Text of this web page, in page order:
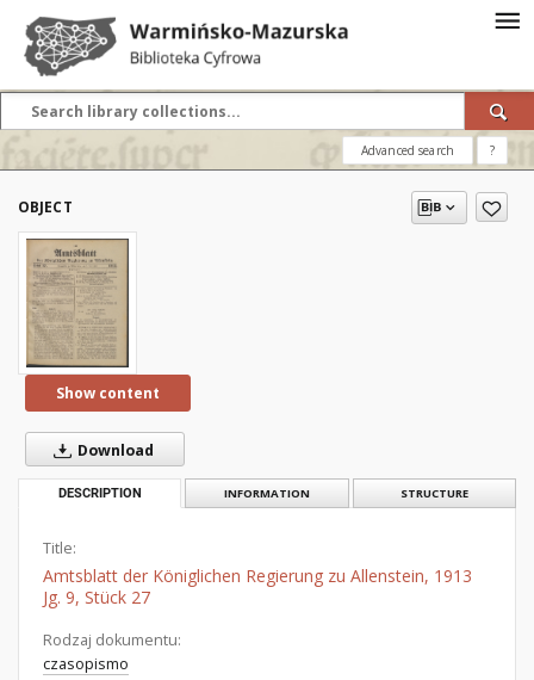
Advanced search ?
OBJECT
Show content
Download
DESCRIPTION INFORMATION STRUCTURE
Title:
Amtsblatt der Königlichen Regierung zu Allenstein, 1913
Jg. 9, Stück 27
Rodzaj dokumentu:
czasopismo